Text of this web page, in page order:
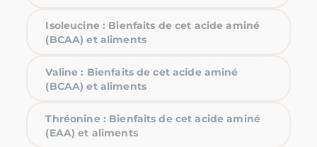
Isoleucine : Bienfaits de cet acide aminé
(BCAA) et aliments
Valine : Bienfaits de cet acide aminé
(BCAA) et aliments
Thréonine : Bienfaits de cet acide aminé
(EAA) et aliments